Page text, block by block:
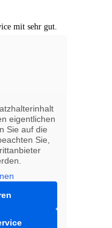
mit sehr gut.
eigentlichen
Sie auf die
Sie,